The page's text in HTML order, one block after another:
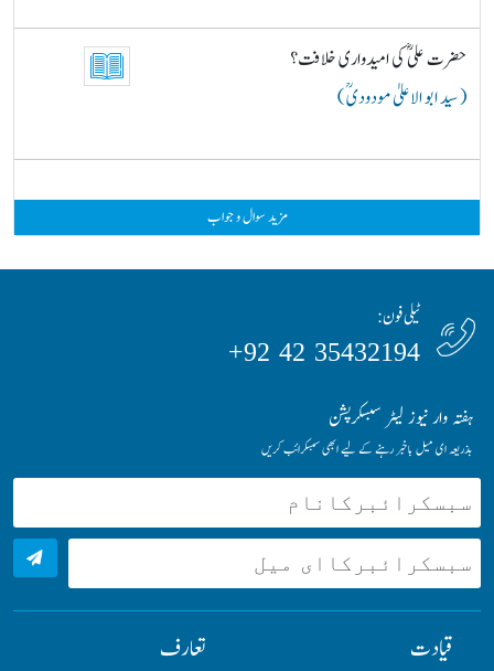
حضرت علیؓ کی امیدواری خلافت؟
( سید ابو الاعلیٰ مودودیؒ )
مزید سوال و جواب
ٹیلی فون:
35432194 42 92+
ہفتہ وار نیوز لیٹر سبسکرپشن
بذریعہ ای میل باخبر رہنے کے لیے ابھی سبسکرائب کریں
قیادت تعارف